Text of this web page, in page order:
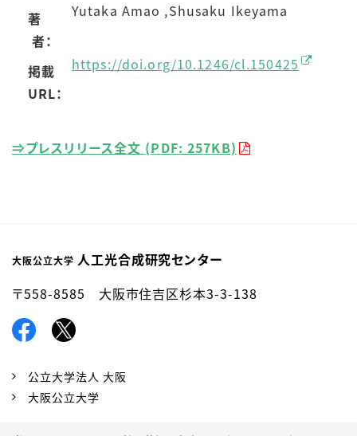
著
者：
Yutaka Amao ,Shusaku Ikeyama
掲載
URL：
https://doi.org/10.1246/cl.150425
⇒プレスリリース全文 (PDF: 257KB)
大阪公立大学 人工光合成研究センター
〒558-8585 大阪市住吉区杉本3-3-138
公立大学法人 大阪
大阪公立大学